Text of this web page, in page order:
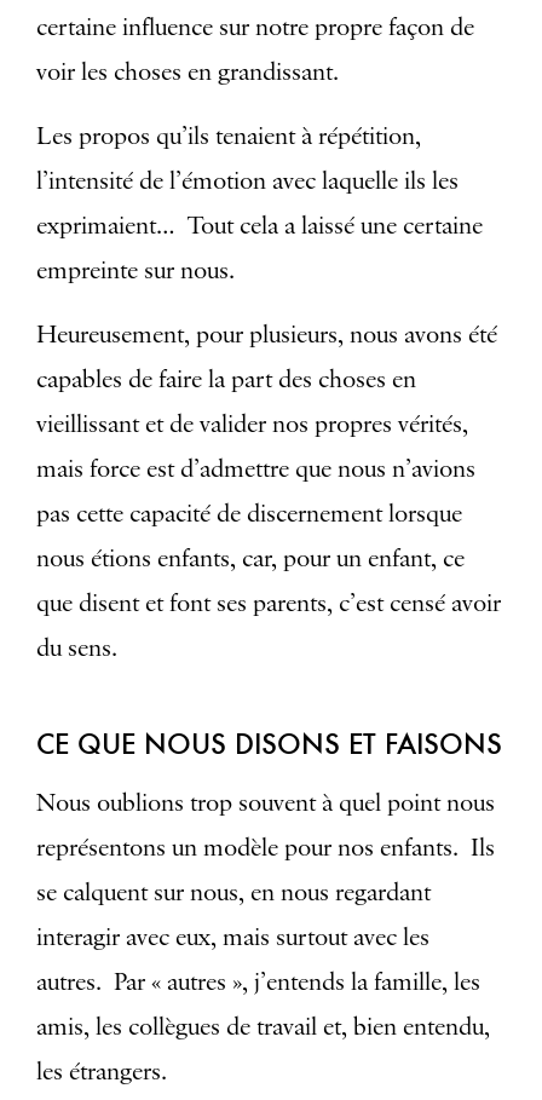
certaine influence sur notre propre façon de
voir les choses en grandissant.
Les propos qu’ils tenaient à répétition,
l’intensité de l’émotion avec laquelle ils les
exprimaient… Tout cela a laissé une certaine
empreinte sur nous.
Heureusement, pour plusieurs, nous avons été
capables de faire la part des choses en
vieillissant et de valider nos propres vérités,
mais force est d’admettre que nous n’avions
pas cette capacité de discernement lorsque
nous étions enfants, car, pour un enfant, ce
que disent et font ses parents, c’est censé avoir
du sens.
CE QUE NOUS DISONS ET FAISONS
Nous oublions trop souvent à quel point nous
représentons un modèle pour nos enfants. Ils
se calquent sur nous, en nous regardant
interagir avec eux, mais surtout avec les
autres. Par « autres », j’entends la famille, les
amis, les collègues de travail et, bien entendu,
les étrangers.